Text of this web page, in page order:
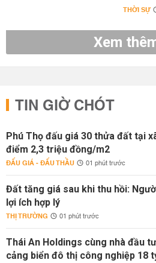
THỜI SỰ
Xem
TIN GIỜ CHÓT
Phú Thọ đấu giá 30 thửa đất tại
điểm 2,3 triệu đồng/m2
ĐẤU GIÁ - ĐẤU THẦU 01 phút trước
Đất tăng giá sau khi thu hồi:
lợi ích hợp lý
THỊ TRƯỜNG 01 phút trước
Thái An Holdings cùng nhà đầu
cảng biển đô thị công nghiệp 18